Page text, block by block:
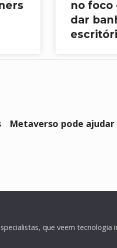
no foco
dar
Metaverso pode
que veem